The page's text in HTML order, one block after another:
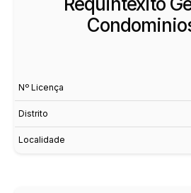
Nº Licença
Distrito
Localidade